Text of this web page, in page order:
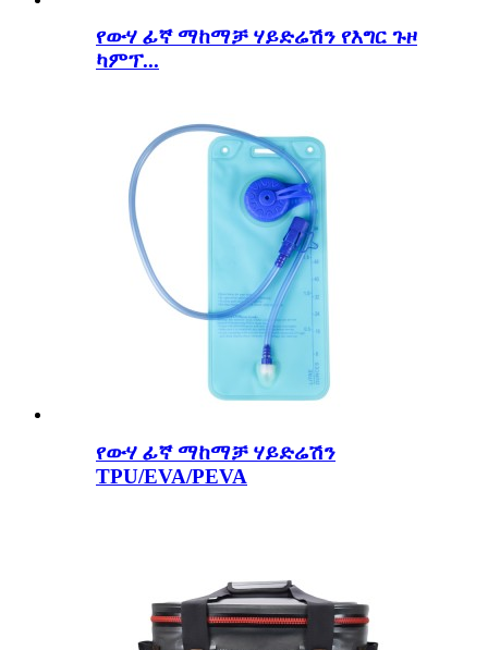
የውሃ ፊኛ ማከማቻ ሃይድሬሽን የእግር ጉዞ
ካምፕ...
የውሃ ፊኛ ማከማቻ ሃይድሬሽን
TPU/EVA/PEVA